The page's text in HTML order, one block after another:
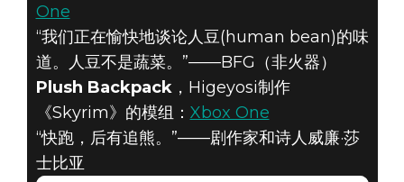
One
“我们正在愉快地谈论人豆(human bean)的味
道。人豆不是蔬菜。”——BFG（非火器）
Plush Backpack，Higeyosi制作
《Skyrim》的模组： Xbox One
“快跑，后有追熊。”——剧作家和诗人威廉·莎
士比亚